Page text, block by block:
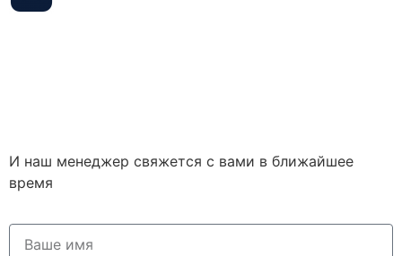
И наш менеджер свяжется с вами в ближайшее
время